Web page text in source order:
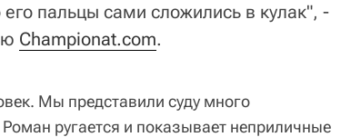
пальцы сами сложились в кулак", -
Championat.com.
Мы представили суду много
ругается и показывает неприличные